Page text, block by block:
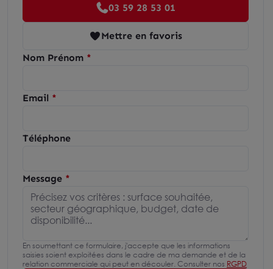
03 59 28 53 01
Mettre en favoris
Nom Prénom
Email
Téléphone
Message
En soumettant ce formulaire, j'accepte que les informations
saisies soient exploitées dans le cadre de ma demande et de la
relation commerciale qui peut en découler. Consulter nos RGPD